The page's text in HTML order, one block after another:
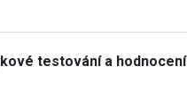
testování a hodnocení